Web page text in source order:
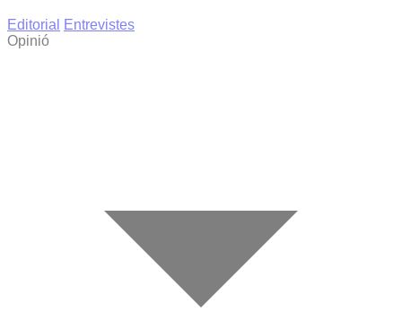
Editorial
Entrevistes
Opinió